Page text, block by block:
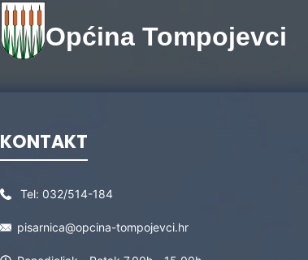
Općina Tompojevci
KONTAKT
Tel: 032/514-184
pisarnica@opcina-tompojevci.hr